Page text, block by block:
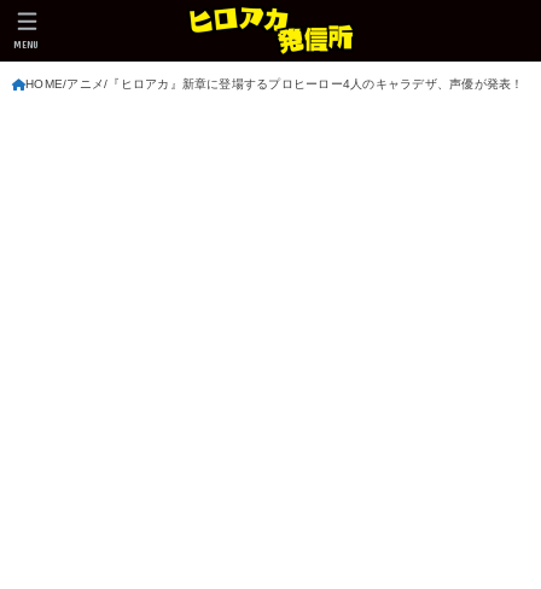
MENU
HOME アニメ 『ヒロアカ』新章に登場するプロヒーロー4人のキャラデザ、声優が発表！